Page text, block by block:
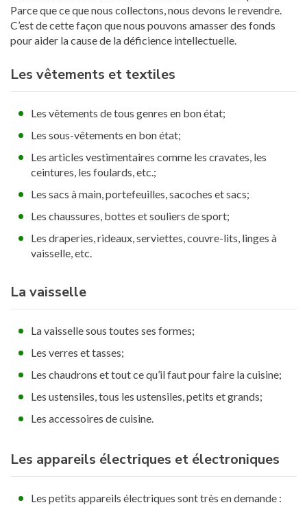
Parce que ce que nous collectons, nous devons le revendre.
C’est de cette façon que nous pouvons amasser des fonds
pour aider la cause de la déficience intellectuelle.
Les vêtements et textiles
Les vêtements de tous genres en bon état;
Les sous-vêtements en bon état;
Les articles vestimentaires comme les cravates, les
ceintures, les foulards, etc.;
Les sacs à main, portefeuilles, sacoches et sacs;
Les chaussures, bottes et souliers de sport;
Les draperies, rideaux, serviettes, couvre-lits, linges à
vaisselle, etc.
La vaisselle
La vaisselle sous toutes ses formes;
Les verres et tasses;
Les chaudrons et tout ce qu’il faut pour faire la cuisine;
Les ustensiles, tous les ustensiles, petits et grands;
Les accessoires de cuisine.
Les appareils électriques et électroniques
Les petits appareils électriques sont très en demande :